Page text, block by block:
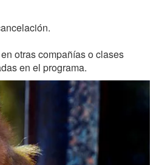
otras compañías o clases
en el programa.